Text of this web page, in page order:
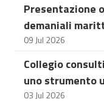
Presentazione
demaniali
09 Jul 2026
Collegio
uno strumento
03 Jul 2026